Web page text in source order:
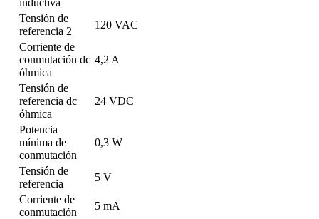
Tensión de
referencia 2
120 VAC
Corriente de
conmutación dc
óhmica
4,2 A
Tensión de
referencia dc
óhmica
24 VDC
Potencia
mínima de
conmutación
0,3 W
Tensión de
referencia
5 V
Corriente de
conmutación
5 mA